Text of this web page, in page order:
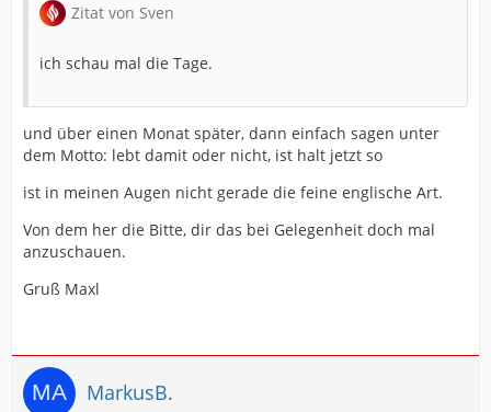
Zitat von Sven
ich schau mal die Tage.
und über einen Monat später, dann einfach sagen unter
dem Motto: lebt damit oder nicht, ist halt jetzt so
ist in meinen Augen nicht gerade die feine englische Art.
Von dem her die Bitte, dir das bei Gelegenheit doch mal
anzuschauen.
Gruß Maxl
MarkusB.